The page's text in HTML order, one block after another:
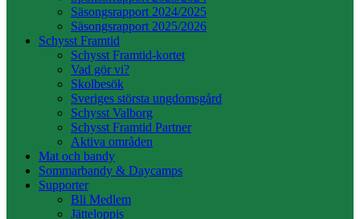
Säsongsrapport 2024/2025
Säsongsrapport 2025/2026
Schysst Framtid
Schysst Framtid-kortet
Vad gör vi?
Skolbesök
Sveriges största ungdomsgård
Schysst Valborg
Schysst Framtid Partner
Aktiva områden
Mat och bandy
Sommarbandy & Daycamps
Supporter
Bli Medlem
Jätteloppis